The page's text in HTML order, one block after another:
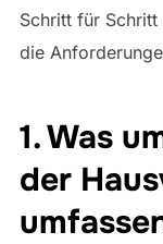
Schritt für
die
1. Was
der